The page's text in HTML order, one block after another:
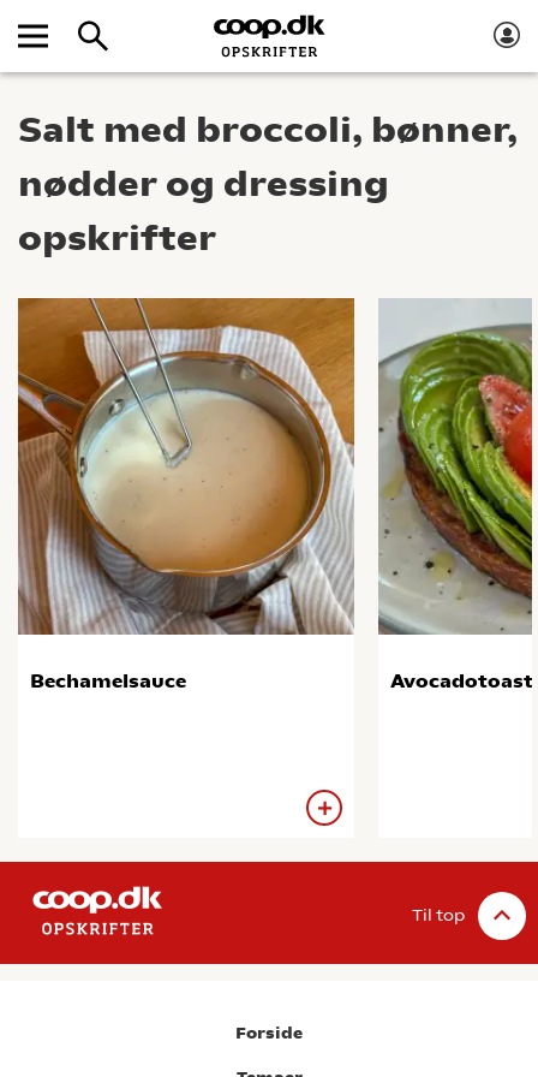
Salt med broccoli, bønner,
nødder og dressing
opskrifter
Bechamelsauce Avocadotoast
Til top
Forside